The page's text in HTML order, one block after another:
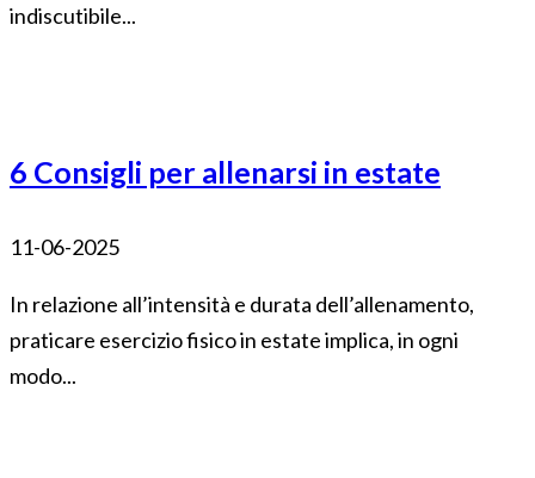
indiscutibile...
6 Consigli per allenarsi in estate
11-06-2025
In relazione all’intensità e durata dell’allenamento,
praticare esercizio fisico in estate implica, in ogni
modo...